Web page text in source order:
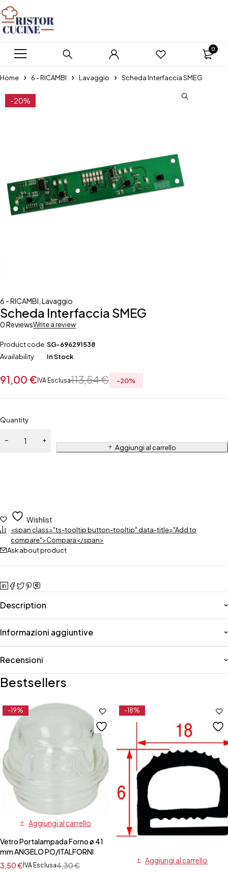
0
Home 6 - RICAMBI Lavaggio Scheda Interfaccia SMEG
-20%
6 - RICAMBI Lavaggio
Scheda Interfaccia SMEG
0 ReviewsWrite a review
Product code SG-696291538
Availability
In Stock
113,54€
91,00 € IVA Esclusa -20%
Quantity
Aggiungi al carrello
Wishlist
<span class="ts-tooltip button-tooltip" data-title="Add to
compare">Compara</span>
Ask about product
Description
Informazioni aggiuntive
Recensioni
Bestsellers
-19%
Aggiungi al carrello
Vetro Portalampada Forno ø 41
mm ANGELO PO/ITALFORNI
4,30€
3,50€ IVA Esclusa
-18%
Aggiungi al carrello